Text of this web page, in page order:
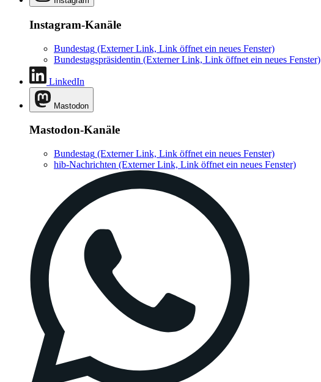
Instagram-Kanäle
Bundestag (Externer Link, Link öffnet ein neues Fenster)
Bundestagspräsidentin (Externer Link, Link öffnet ein neues Fenster)
LinkedIn
Mastodon
Mastodon-Kanäle
Bundestag (Externer Link, Link öffnet ein neues Fenster)
hib-Nachrichten (Externer Link, Link öffnet ein neues Fenster)